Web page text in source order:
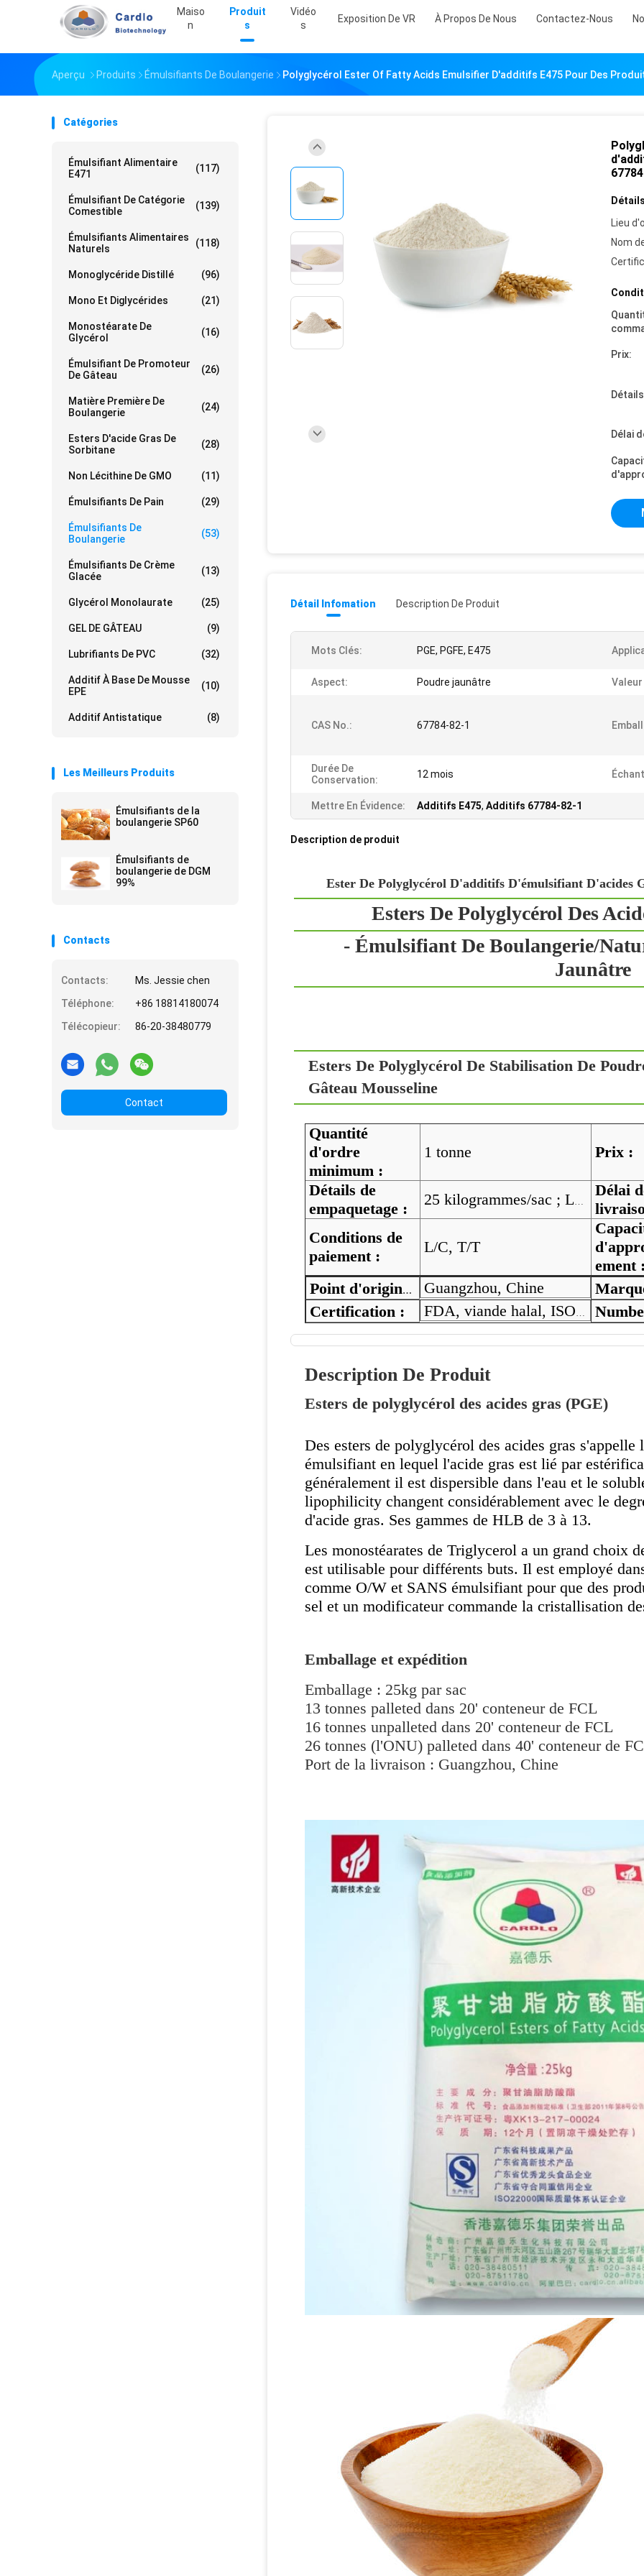
Maiso
N
Produit
S
Vidéo
S
Exposition De VR À Propos De Nous Contactez-Nous
Aperçu Produits Émulsifiants De Boulangerie Polyglycérol Ester Of Fatty Acids Emulsifier D'additifs E475 Pour Des
Catégories
Émulsifiant Alimentaire
E471
(117)
Émulsifiant De Catégorie
Comestible
(139)
Émulsifiants Alimentaires
Naturels
(118)
Monoglycéride Distillé (96)
Mono Et Diglycérides (21)
Monostéarate De
Glycérol
(16)
Émulsifiant De Promoteur
De Gâteau
(26)
Matière Première De
Boulangerie
(24)
Esters D'acide Gras De
Sorbitane
(28)
Non Lécithine De GMO (11)
Émulsifiants De Pain (29)
Émulsifiants De
Boulangerie
(53)
Émulsifiants De Crème
Glacée
(13)
Glycérol Monolaurate (25)
GEL DE GÂTEAU (9)
Lubrifiants De PVC (32)
Additif À Base De Mousse
EPE
(10)
Additif Antistatique (8)
Les Meilleurs Produits
Émulsifiants de la
boulangerie SP60
Émulsifiants de
boulangerie de DGM
99%
Contacts
Contacts:
Ms. Jessie chen
Téléphone:
+86 18814180074
Télécopieur:
86-20-38480779
Contact
Lieu
Nom
Prix:
Délai
Détail Infomation Description De Produit
Mots Clés: PGE, PGFE, E475
Aspect: Poudre jaunâtre Valeur
CAS No.: 67784-82-1
Durée De
Conservation:
12 mois
Mettre En Évidence: Additifs E475, Additifs 67784-82-1
Description de produit
Ester De Polyglycérol D'additifs D'émulsifiant D'acides
Esters De Polyglycérol Des
- Émulsifiant De Boulangerie/
Jaunâtre
Esters De Polyglycérol De Stabilisation De
Gâteau Mousseline
Quantité
d'ordre
minimum :
1 tonne Prix :
Détails de
empaquetage :
25 kilogrammes/sac ; LES 16 TA/20' FCL ; LES 25 TA/40' FCL
Délai
Conditions de
paiement :
L/C, T/T
ement
Point d'origine : Guangzhou, Chine
Certification :
FDA, viande halal, ISO9001, cacher
Description De Produit
Esters de polyglycérol des acides gras (PGE)
Des esters de polyglycérol des acides gras
émulsifiant en lequel l'acide gras est lié par
généralement il est dispersible dans l'eau et le
lipophilicity changent considérablement avec le
d'acide gras. Ses gammes de HLB de 3 à 13.
Les monostéarates de Triglycerol a un grand choix
est utilisable pour différents buts. Il est employé
comme O/W et SANS émulsifiant pour que des
sel et un modificateur commande la cristallisation
Emballage et expédition
Emballage : 25kg par sac
13 tonnes palleted dans 20' conteneur de FCL
16 tonnes unpalleted dans 20' conteneur de FCL
26 tonnes (l'ONU) palleted dans 40' conteneur de
Port de la livraison : Guangzhou, Chine